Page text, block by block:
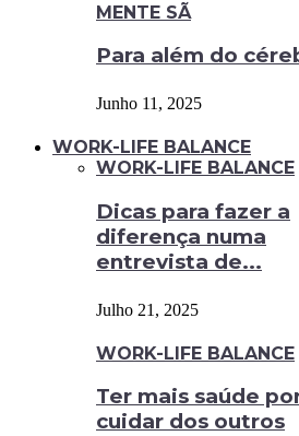
MENTE SÃ
Para além do
Junho 11, 2025
WORK-LIFE BALANCE
WORK-LIFE BALANCE
Dicas para fazer a
diferença numa
entrevista de...
Julho 21, 2025
WORK-LIFE BALANCE
Ter mais saúde
cuidar dos outros